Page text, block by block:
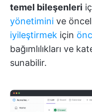
temel bileşenleri
yönetimini ve
iyileştirmek için
bağımlılıkları ve
sunabilir.